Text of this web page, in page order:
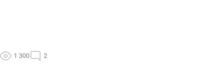
1 300 2